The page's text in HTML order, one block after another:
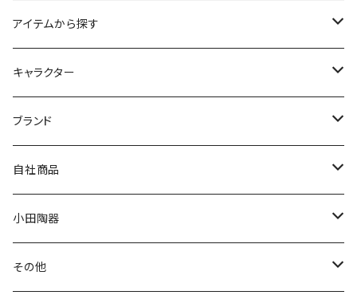
アイテムから探す
九谷焼
マグ＆カップ
プレート
ボウル
ガラスウェア
キャラクター
ムーミン
80th記念アイテム
リトルミイの日記念アイテム
MOOMIN ANIMATION
スヌーピー
ピーターラビット
ブランド
LA AMYS(エミーズ)
LISA LARSON(リサラーソン)
LAURA ASHLEY(ローラ アシュレイ)
自社商品
ねこ企画
Cecera(セセラ)
小田陶器
さざなみ
その他